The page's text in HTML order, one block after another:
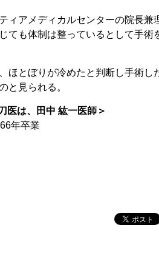
ィアメディカルセンターの院長兼
ても体制は整っているとして手術
ほとぼりが冷めたと判断し手術し
と見られる。
医は、田中 紘一医師＞
年卒業